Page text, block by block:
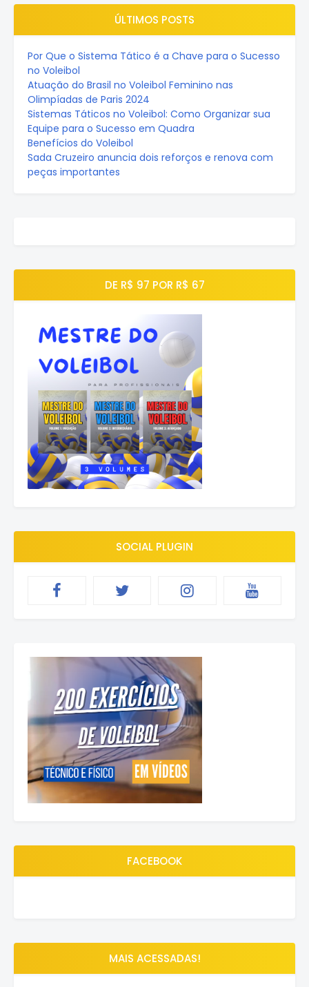
ÚLTIMOS POSTS
Por Que o Sistema Tático é a Chave para o Sucesso
no Voleibol
Atuação do Brasil no Voleibol Feminino nas
Olimpíadas de Paris 2024
Sistemas Táticos no Voleibol: Como Organizar sua
Equipe para o Sucesso em Quadra
Benefícios do Voleibol
Sada Cruzeiro anuncia dois reforços e renova com
peças importantes
DE R$ 97 POR R$ 67
SOCIAL PLUGIN
FACEBOOK
MAIS ACESSADAS!